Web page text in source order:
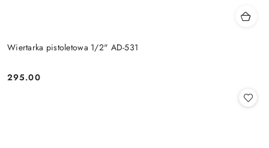
Wiertarka pistoletowa 1/2" AD-531
Cena:
295.00